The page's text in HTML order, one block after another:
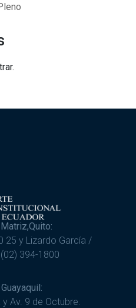
25 y Lizardo García /
(02) 394-1800
y Av. 9 de Octubre.